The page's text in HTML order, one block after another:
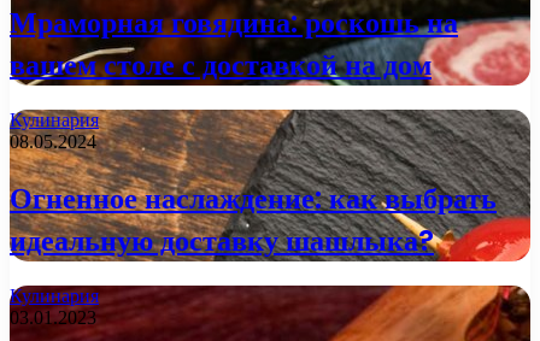
Мраморная говядина: роскошь на
вашем столе с доставкой на дом
Кулинария
08.05.2024
Огненное наслаждение: как выбрать
идеальную доставку шашлыка?
Кулинария
03.01.2023